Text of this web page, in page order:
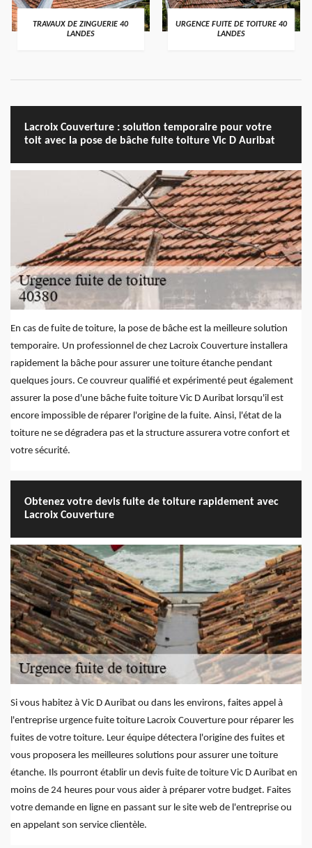
TRAVAUX DE ZINGUERIE 40
LANDES
URGENCE FUITE DE TOITURE 40
LANDES
Lacroix Couverture : solution temporaire pour votre
toit avec la pose de bâche fuite toiture Vic D Auribat
En cas de fuite de toiture, la pose de bâche est la meilleure solution
temporaire. Un professionnel de chez Lacroix Couverture installera
rapidement la bâche pour assurer une toiture étanche pendant
quelques jours. Ce couvreur qualifié et expérimenté peut également
assurer la pose d'une bâche fuite toiture Vic D Auribat lorsqu'il est
encore impossible de réparer l'origine de la fuite. Ainsi, l'état de la
toiture ne se dégradera pas et la structure assurera votre confort et
votre sécurité.
Obtenez votre devis fuite de toiture rapidement avec
Lacroix Couverture
Si vous habitez à Vic D Auribat ou dans les environs, faites appel à
l'entreprise urgence fuite toiture Lacroix Couverture pour réparer les
fuites de votre toiture. Leur équipe détectera l'origine des fuites et
vous proposera les meilleures solutions pour assurer une toiture
étanche. Ils pourront établir un devis fuite de toiture Vic D Auribat en
moins de 24 heures pour vous aider à préparer votre budget. Faites
votre demande en ligne en passant sur le site web de l'entreprise ou
en appelant son service clientèle.